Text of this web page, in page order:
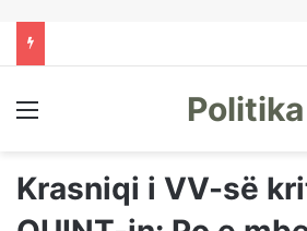
Menu Politika
Krasniqi i VV-së